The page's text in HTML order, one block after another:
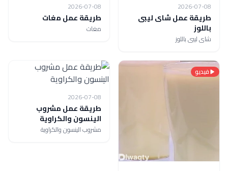
2026-07-08
طريقة عمل شاى ليبى
باللوز
شاى ليبى باللوز
2026-07-08
طريقة عمل مغات
مغات
فيديو
2026-07-08
طريقة عمل مشروب
الينسون والكراوية
مشروب الينسون والكراوية